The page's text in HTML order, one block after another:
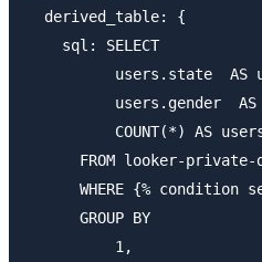
  derived_table: {
    sql: SELECT
users.state  AS
users.gender  AS
COUNT(*) AS
FROM looker-
WHERE {% condition
      GROUP BY
          1,